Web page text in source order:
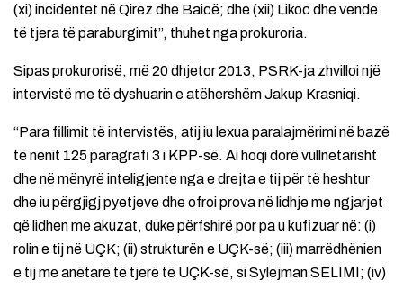
(xi) incidentet në Qirez dhe Baicë; dhe (xii) Likoc dhe vende
të tjera të paraburgimit”, thuhet nga prokuroria.
Sipas prokurorisë, më 20 dhjetor 2013, PSRK-ja zhvilloi një
intervistë me të dyshuarin e atëhershëm Jakup Krasniqi.
“Para fillimit të intervistës, atij iu lexua paralajmërimi në bazë
të nenit 125 paragrafi 3 i KPP-së. Ai hoqi dorë vullnetarisht
dhe në mënyrë inteligjente nga e drejta e tij për të heshtur
dhe iu përgjigj pyetjeve dhe ofroi prova në lidhje me ngjarjet
që lidhen me akuzat, duke përfshirë por pa u kufizuar në: (i)
rolin e tij në UÇK; (ii) strukturën e UÇK-së; (iii) marrëdhënien
e tij me anëtarë të tjerë të UÇK-së, si Sylejman SELIMI; (iv)